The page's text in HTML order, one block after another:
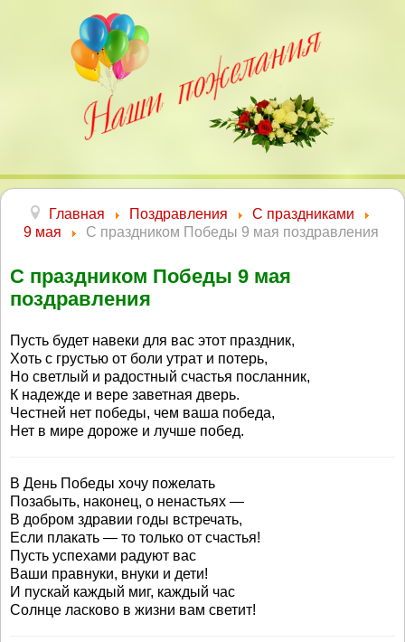
Главная Поздравления
С праздниками
9 мая
С праздником Победы 9 мая поздравления
С праздником Победы 9 мая
поздравления
Пусть будет навеки для вас этот праздник,
Хоть с грустью от боли утрат и потерь,
Но светлый и радостный счастья посланник,
К надежде и вере заветная дверь.
Честней нет победы, чем ваша победа,
Нет в мире дороже и лучше побед.
В День Победы хочу пожелать
Позабыть, наконец, о ненастьях —
В добром здравии годы встречать,
Если плакать — то только от счастья!
Пусть успехами радуют вас
Ваши правнуки, внуки и дети!
И пускай каждый миг, каждый час
Солнце ласково в жизни вам светит!